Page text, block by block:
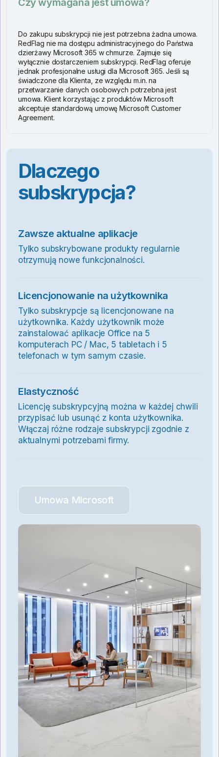
Czy wymagana jest umowa?
Do zakupu subskrypcji nie jest potrzebna żadna umowa.
RedFlag nie ma dostępu administracyjnego do Państwa
dzierżawy Microsoft 365 w chmurze. Zajmuje się
wyłącznie dostarczeniem subskrypcji. RedFlag oferuje
jednak profesjonalne usługi dla Microsoft 365. Jeśli są
świadczone dla Klienta, ze względu m.in. na
przetwarzanie danych osobowych potrzebna jest
umowa. Klient korzystając z produktów Microsoft
akceptuje standardową umowęMicrosoft Customer
Agreement.
Dlaczego
subskrypcja?
Zawsze aktualne aplikacje
Tylko subskrybowane produkty regularnie
otrzymują nowe funkcjonalności.
Licencjonowanie na użytkownika
Tylko subskrypcje są licencjonowane na
użytkownika. Każdy użytkownik może
zainstalować aplikacje Office na 5
komputerach PC / Mac, 5 tabletach i 5
telefonach w tym samym czasie.
Elastyczność
Licencję subskrypcyjną można w każdej chwili
przypisać lub usunąć z konta użytkownika.
Włączaj różne rodzaje subskrypcji zgodnie z
aktualnymi potrzebami firmy.
Umowa Microsoft